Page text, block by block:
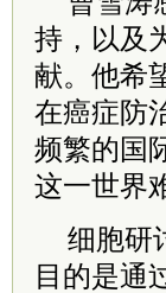
持，以及
献。他希
在癌症防
频繁的国
这一世界
细胞研
目的是通